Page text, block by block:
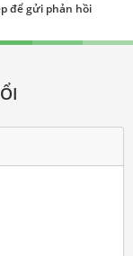
để gửi phản hồi